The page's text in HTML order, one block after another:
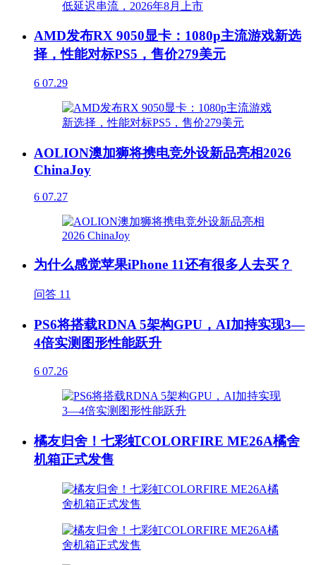
AMD发布RX 9050显卡：1080p主流游戏新选
择，性能对标PS5，售价279美元
6 07.29
AOLION澳加狮将携电竞外设新品亮相2026
ChinaJoy
6 07.27
为什么感觉苹果iPhone 11还有很多人去买？
问答 11
PS6将搭载RDNA 5架构GPU，AI加持实现3—
4倍实测图形性能跃升
6 07.26
橘友归舍！七彩虹COLORFIRE ME26A橘舍
机箱正式发售